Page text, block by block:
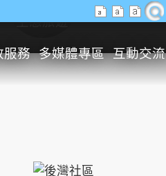
服務 多媒體專區 互動交流
生態旅遊